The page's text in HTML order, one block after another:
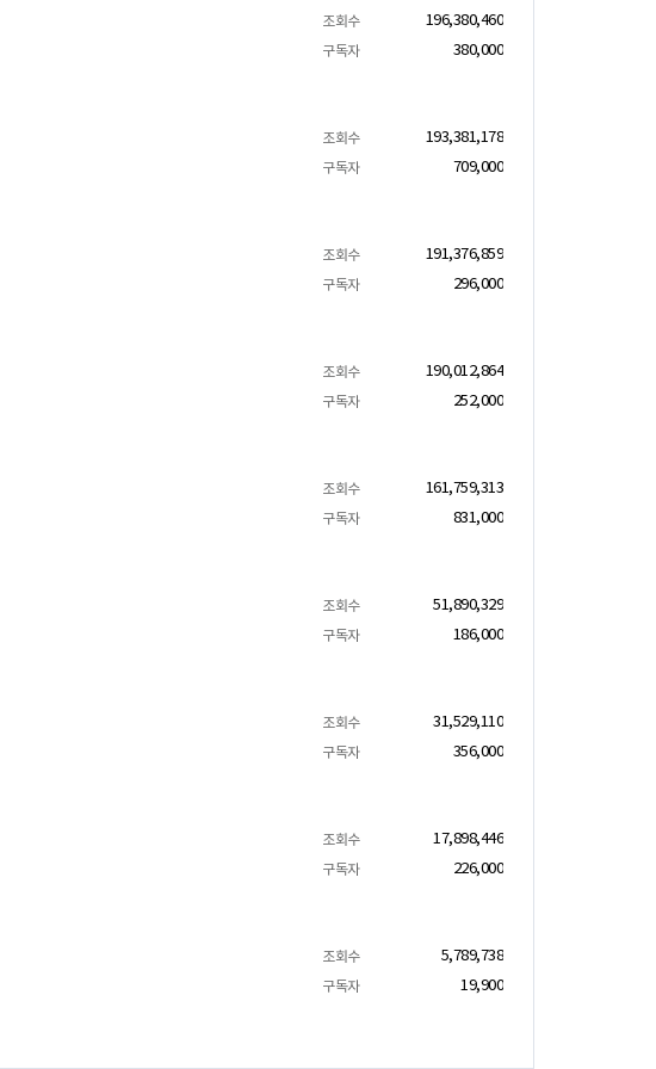
조회수 196,380,460
구독자 380,000
조회수 193,381,178
구독자 709,000
조회수 191,376,859
구독자 296,000
조회수 190,012,864
구독자 252,000
조회수 161,759,313
구독자 831,000
조회수 51,890,329
구독자 186,000
조회수 31,529,110
구독자 356,000
조회수 17,898,446
구독자 226,000
조회수 5,789,738
구독자 19,900